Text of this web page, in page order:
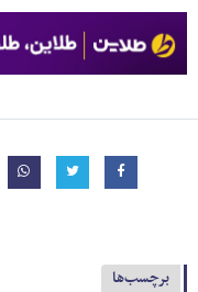
برچسب‌ها